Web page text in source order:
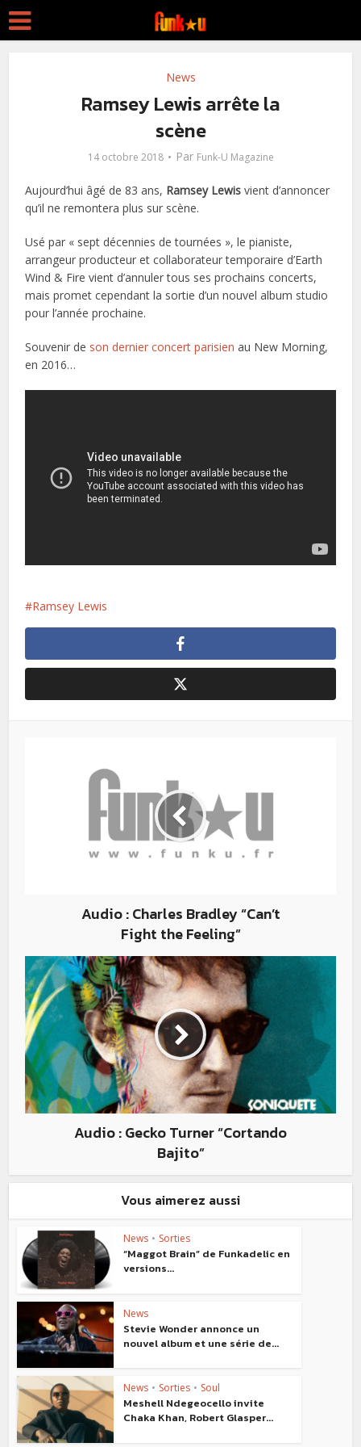
News
Ramsey Lewis arrête la
scène
14 octobre 2018 Par Funk-U Magazine
Aujourd’hui âgé de 83 ans, Ramsey Lewis vient d’annoncer
qu’il ne remontera plus sur scène.
Usé par « sept décennies de tournées », le pianiste,
arrangeur producteur et collaborateur temporaire d’Earth
Wind & Fire vient d’annuler tous ses prochains concerts,
mais promet cependant la sortie d’un nouvel album studio
pour l’année prochaine.
Souvenir de son dernier concert parisien au New Morning,
en 2016…
Ramsey Lewis
Audio : Charles Bradley “Can’t
Fight the Feeling”
Audio : Gecko Turner “Cortando
Bajito”
Vous aimerez aussi
News • Sorties
“Maggot Brain” de Funkadelic en
versions...
News
Stevie Wonder annonce un
nouvel album et une série de...
News • Sorties • Soul
Meshell Ndegeocello invite
Chaka Khan, Robert Glasper...